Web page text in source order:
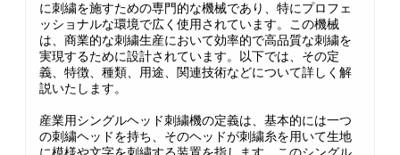
に刺繍を施すための専門的な機械であり、特にプロフェ
ッショナルな環境で広く使用されています。この機械
は、商業的な刺繍生産において効率的で高品質な刺繍を
実現するために設計されています。以下では、その定
義、特徴、種類、用途、関連技術などについて詳しく解
説いたします。
産業用シングルヘッド刺繍機の定義は、基本的には一つ
の刺繍ヘッドを持ち、そのヘッドが刺繍糸を用いて生地